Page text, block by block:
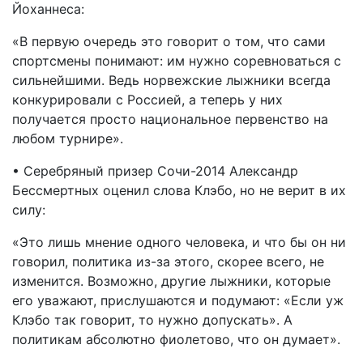
Йоханнеса:
«В первую очередь это говорит о том, что сами
спортсмены понимают: им нужно соревноваться с
сильнейшими. Ведь норвежские лыжники всегда
конкурировали с Россией, а теперь у них
получается просто национальное первенство на
любом турнире».
• Серебряный призер Сочи-2014 Александр
Бессмертных оценил слова Клэбо, но не верит в их
силу:
«Это лишь мнение одного человека, и что бы он ни
говорил, политика из-за этого, скорее всего, не
изменится. Возможно, другие лыжники, которые
его уважают, прислушаются и подумают: «Если уж
Клэбо так говорит, то нужно допускать». А
политикам абсолютно фиолетово, что он думает».